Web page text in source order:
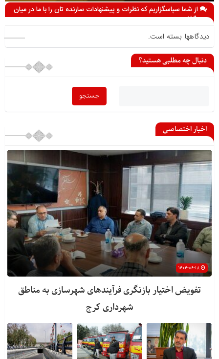
از شما سپاسگزاریم که نظرات و پیشنهادات سازنده تان را با ما در میان
می گذارید
دیدگاهها بسته است.
دنبال چه مطلبی هستید؟
اخبار اختصاصی
تفویض اختیار بازنگری فرآیندهای شهرسازی به مناطق
شهرداری کرج